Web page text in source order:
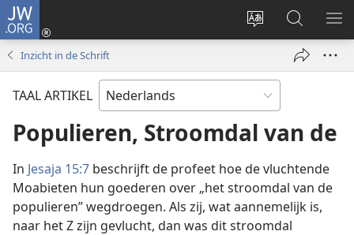
JW.ORG
Taal
wijzigen
Inloggen
(opent
Zoeken
op
JW.ORG
Inzicht in de Schrift
TAAL ARTIKEL
Populieren, Stroomdal van de
In Jesaja 15:7 beschrijft de profeet hoe de vluchtende
Moabieten hun goederen over „het stroomdal van de
populieren” wegdroegen. Als zij, wat aannemelijk is,
naar het Z zijn gevlucht, dan was dit stroomdal